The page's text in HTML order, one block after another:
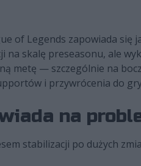
of Legends zapowiada
na skalę preseasonu, ale
metę — szczególnie na
i przywrócenia do
na
stabilizacji po dużych